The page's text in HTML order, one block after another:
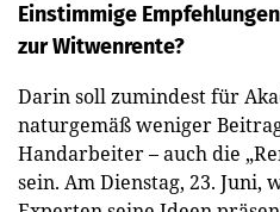
Einstimmige
zur Witwenrente?
Darin soll zumindest für
naturgemäß weniger
Handarbeiter – auch die
sein. Am Dienstag, 23. Juni,